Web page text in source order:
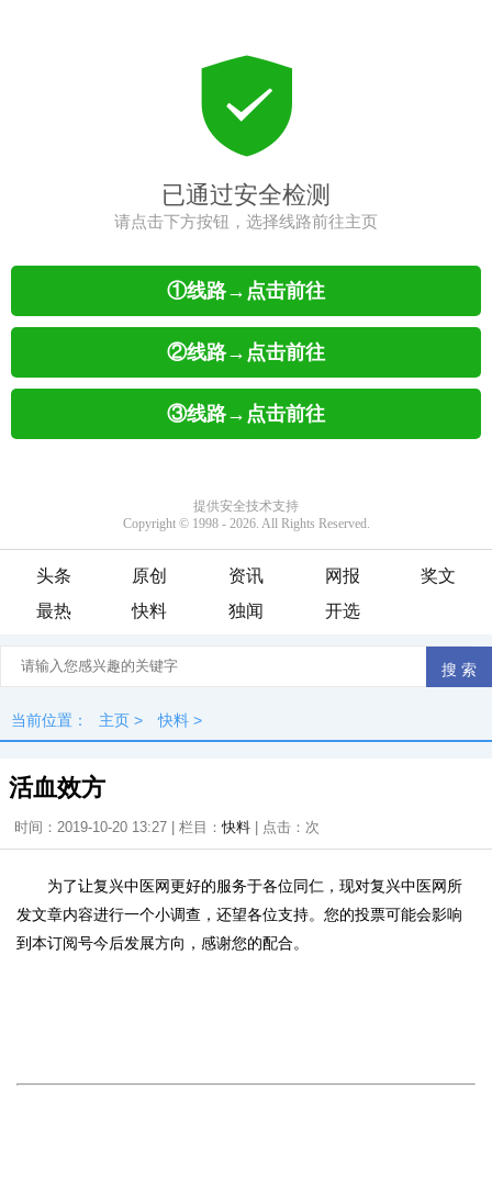
头条 原创 资讯 网报
奖文
最热
快料 独闻 开选
当前位置： 主页 > 快料 >
活血效方
时间：2019-10-20 13:27 | 栏目：快料 | 点击： 次
为了让复兴中医网更好的服务于各位同仁，现对复兴中医网所
发文章内容进行一个小调查，还望各位支持。您的投票可能会影响
到本订阅号今后发展方向，感谢您的配合。